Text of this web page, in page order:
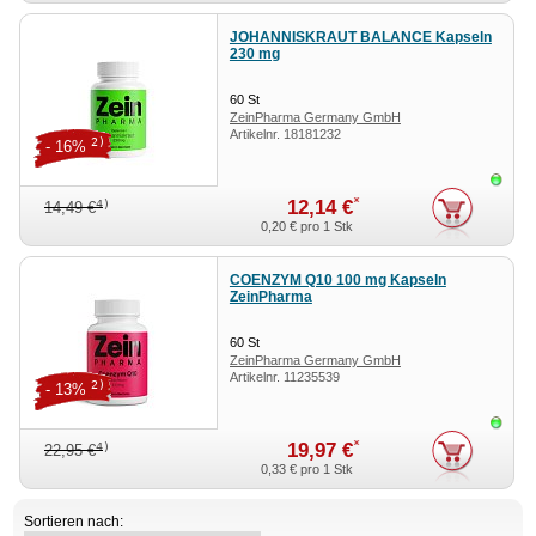
JOHANNISKRAUT BALANCE Kapseln
230 mg
60 St
ZeinPharma Germany GmbH
Artikelnr. 18181232
14,49 €4) 12,14 €*
- 16%2)
0,20 €pro 1 Stk
COENZYM Q10 100 mg Kapseln
ZeinPharma
60 St
ZeinPharma Germany GmbH
Artikelnr. 11235539
22,95 €4) 19,97 €*
- 13%2)
0,33 €pro 1 Stk
Sortieren nach: